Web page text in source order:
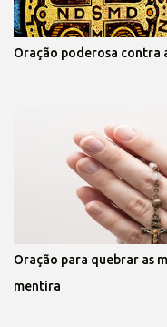
Oração poderosa contra
Oração para quebrar as
mentira